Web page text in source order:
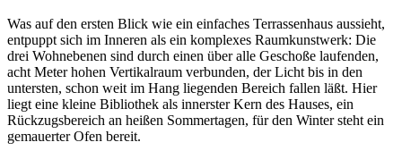
Was auf den ersten Blick wie ein einfaches Terrassenhaus aussieht,
entpuppt sich im Inneren als ein komplexes Raumkunstwerk: Die
drei Wohnebenen sind durch einen über alle Geschoße laufenden,
acht Meter hohen Vertikalraum verbunden, der Licht bis in den
untersten, schon weit im Hang liegenden Bereich fallen läßt. Hier
liegt eine kleine Bibliothek als innerster Kern des Hauses, ein
Rückzugsbereich an heißen Sommertagen, für den Winter steht ein
gemauerter Ofen bereit.